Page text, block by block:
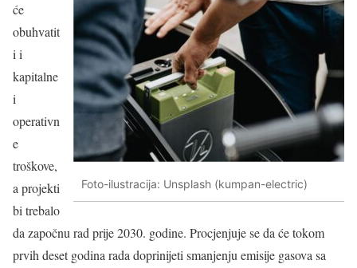
Foto-ilustracija: Unsplash (kumpan-electric)
će
obuhvatit
i i
kapitalne
i
operativn
e
troškove,
a projekti
bi trebalo
da započnu rad prije 2030. godine. Procjenjuje se da će tokom
prvih deset godina rada doprinijeti smanjenju emisije gasova sa